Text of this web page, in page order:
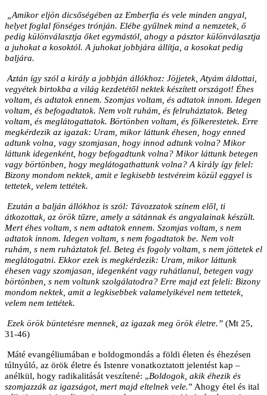
„Amikor eljön dicsőségében az Emberfia és vele minden angyal,
helyet foglal fönséges trónján. Elébe gyűlnek mind a nemzetek, ő
pedig különválasztja őket egymástól, ahogy a pásztor különválasztja
a juhokat a kosoktól. A juhokat jobbjára állítja, a kosokat pedig
baljára.
Aztán így szól a király a jobbján állókhoz: Jöjjetek, Atyám áldottai,
vegyétek birtokba a világ kezdetétől nektek készített országot! Éhes
voltam, és adtatok ennem. Szomjas voltam, és adtatok innom. Idegen
voltam, és befogadtatok. Nem volt ruhám, és felruháztatok. Beteg
voltam, és meglátogattatok. Börtönben voltam, és fölkerestetek. Erre
megkérdezik az igazak: Uram, mikor láttunk éhesen, hogy enned
adtunk volna, vagy szomjasan, hogy innod adtunk volna? Mikor
láttunk idegenként, hogy befogadtunk volna? Mikor láttunk betegen
vagy börtönben, hogy meglátogathattunk volna? A király így felel:
Bizony mondom nektek, amit e legkisebb testvéreim közül eggyel is
tettetek, velem tettétek.
Ezután a balján állókhoz is szól: Távozzatok színem elől, ti
átkozottak, az örök tűzre, amely a sátánnak és angyalainak készült.
Mert éhes voltam, s nem adtatok ennem. Szomjas voltam, s nem
adtatok innom. Idegen voltam, s nem fogadtatok be. Nem volt
ruhám, s nem ruháztatok fel. Beteg és fogoly voltam, s nem jöttetek el
meglátogatni. Ekkor ezek is megkérdezik: Uram, mikor láttunk
éhesen vagy szomjasan, idegenként vagy ruhátlanul, betegen vagy
börtönben, s nem voltunk szolgálatodra? Erre majd ezt feleli: Bizony
mondom nektek, amit a legkisebbek valamelyikével nem tettetek,
velem nem tettétek.
Ezek örök büntetésre mennek, az igazak meg örök életre.” (Mt 25,
31-46)
Máté evangéliumában e boldogmondás a földi életen és éhezésen
túlnyúló, az örök életre és Istenre vonatkoztatott jelentést kap –
anélkül, hogy radikalitását veszítené: „Boldogok, akik éhezik és
szomjazzák az igazságot, mert majd eltelnek vele.” Ahogy étel és ital